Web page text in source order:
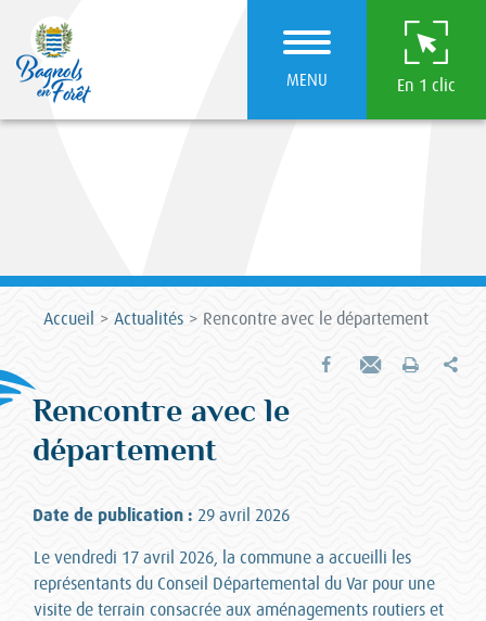
MENU En 1 clic
Accueil Actualités Rencontre avec le département
Partager sur Facebook
Envoyer par e-mail
Imprimer
Rencontre avec le
département
Date de publication : 29 avril 2026
Le vendredi 17 avril 2026, la commune a accueilli les
représentants du Conseil Départemental du Var pour une
visite de terrain consacrée aux aménagements routiers et